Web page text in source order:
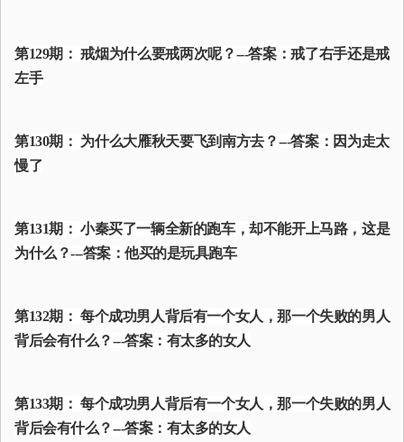
第129期： 戒烟为什么要戒两次呢？---答案：戒了右手还是戒
左手
第130期： 为什么大雁秋天要飞到南方去？---答案：因为走太
慢了
第131期： 小秦买了一辆全新的跑车，却不能开上马路，这是
为什么？---答案：他买的是玩具跑车
第132期： 每个成功男人背后有一个女人，那一个失败的男人
背后会有什么？---答案：有太多的女人
第133期： 每个成功男人背后有一个女人，那一个失败的男人
背后会有什么？---答案：有太多的女人